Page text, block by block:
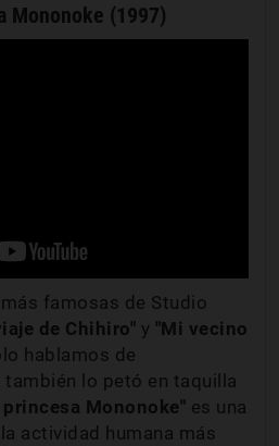
Mononoke (1997)
famosas de Studio
de Chihiro" y "Mi vecino
hablamos de
lo petó en taquilla
princesa Mononoke" es una
actividad humana más